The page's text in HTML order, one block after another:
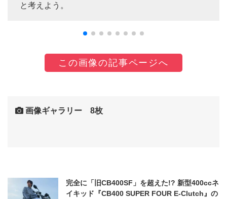
と考えよう。
この画像の記事ページへ
画像ギャラリー 8枚
完全に「旧CB400SF」を超えた!? 新型400ccネ
イキッド『CB400 SUPER FOUR E-Clutch』の